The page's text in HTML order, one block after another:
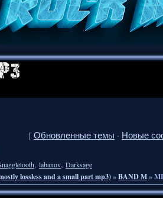
[ Обновленные темы · Новые
, labanov, Darksage
lossless and a small part mp3)»BAND M»